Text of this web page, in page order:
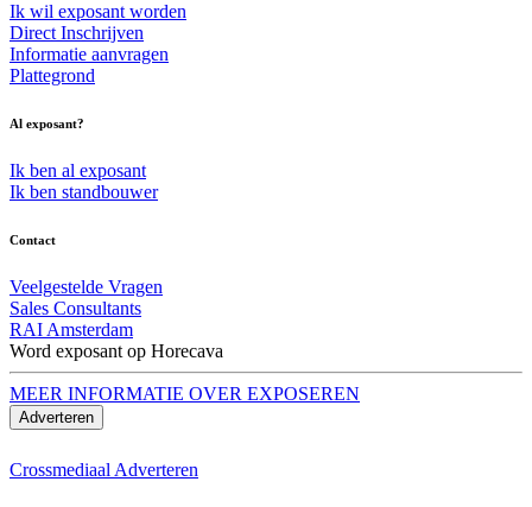
Ik wil exposant worden
Direct Inschrijven
Informatie aanvragen
Plattegrond
Al exposant?
Ik ben al exposant
Ik ben standbouwer
Contact
Veelgestelde Vragen
Sales Consultants
RAI Amsterdam
Word exposant op Horecava
MEER INFORMATIE OVER EXPOSEREN
Adverteren
Crossmediaal Adverteren